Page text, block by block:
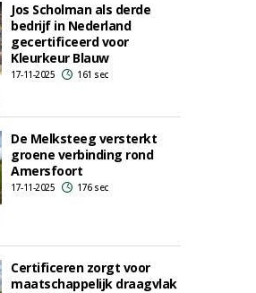
Jos Scholman als derde
bedrijf in Nederland
gecertificeerd voor
Kleurkeur Blauw
17-11-2025 161 sec
De Melksteeg versterkt
groene verbinding rond
Amersfoort
17-11-2025 176 sec
Certificeren zorgt voor
maatschappelijk draagvlak